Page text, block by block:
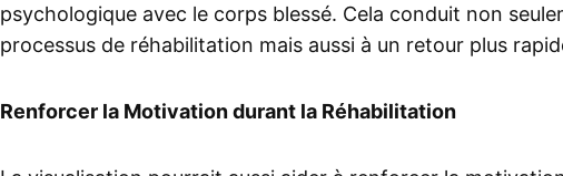
psychologique avec le corps blessé. Cela conduit non
processus de réhabilitation mais aussi à un retour plus
Renforcer la Motivation durant la Réhabilitation